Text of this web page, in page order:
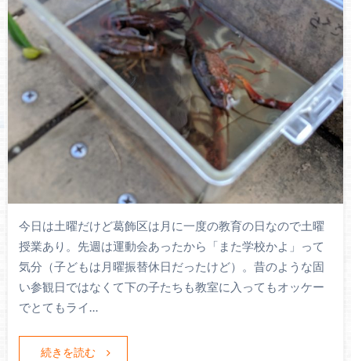
今日は土曜だけど葛飾区は月に一度の教育の日なので土曜
授業あり。先週は運動会あったから「また学校かよ」って
気分（子どもは月曜振替休日だったけど）。昔のような固
い参観日ではなくて下の子たちも教室に入ってもオッケー
でとてもライ…
続きを読む